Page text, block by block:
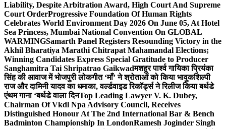
Liability, Despite Arbitration Award, High Court And Supreme
Court OrderProgressive Foundation Of Human Rights
Celebrates World Environment Day 2026 On June 05, At Hotel
Sea Princess, Mumbai National Convention On GLOBAL
WARMINGSamarth Panel Registers Resounding Victory in the
Akhil Bharatiya Marathi Chitrapat Mahamandal Elections;
Winning Candidates Express Special Gratitude to Producer
Sanghamitra Tai Shripatrao Gaikwadमशहूर पार्श्व गायिका प्रियंका
सिंह की आवाज में भोजपुरी लोकगीत ‘माँ’ ने श्रोताओं को किया भावुकशिल्पी
राज और दामिनी यादव का धमाका, वर्ल्डवाइड रिकॉर्ड्स ने रिलीज किया बर्थडे
एंथम गाना ‘बर्थडे वाला दिनTop Leading Lawyer V. K. Dubey,
Chairman Of Vkdl Npa Advisory Council, Receives
Distinguished Honour At The 2nd International Bar & Bench
Badminton Championship In LondonRamesh Joginder Singh